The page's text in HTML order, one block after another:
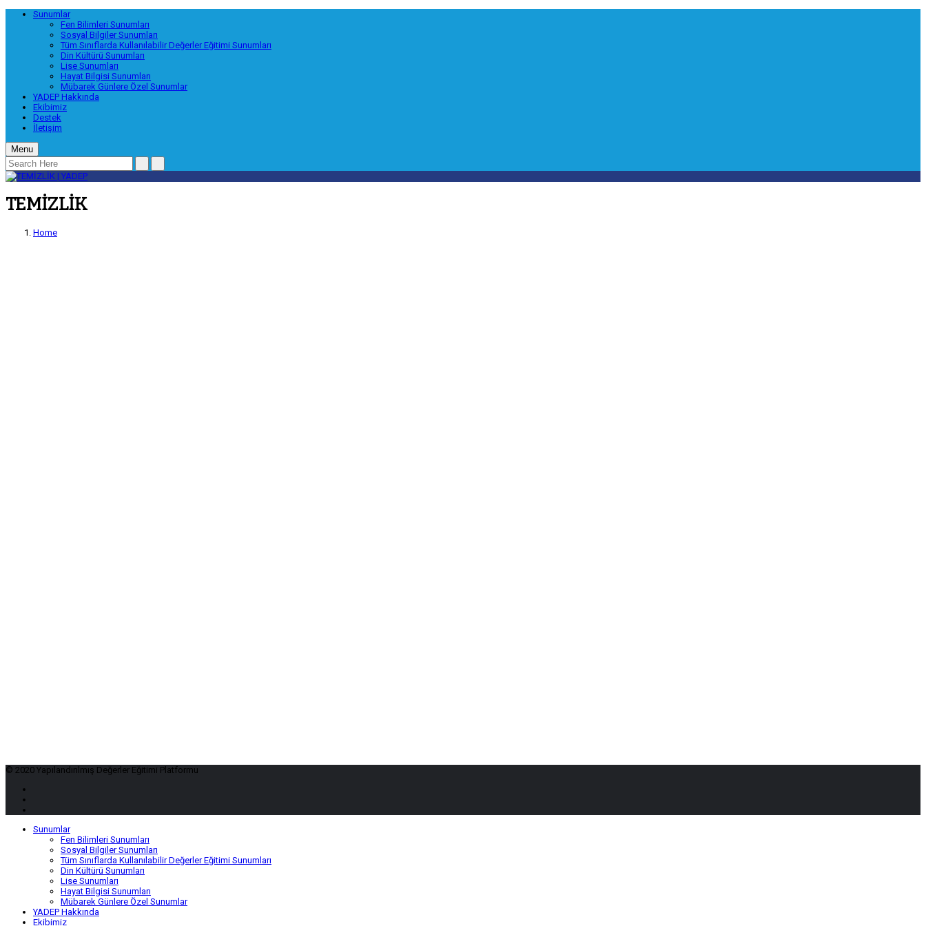
Sunumlar
Fen Bilimleri Sunumları
Sosyal Bilgiler Sunumları
Tüm Sınıflarda Kullanılabilir Değerler Eğitimi Sunumları
Din Kültürü Sunumları
Lise Sunumları
Hayat Bilgisi Sunumları
Mübarek Günlere Özel Sunumlar
YADEP Hakkında
Ekibimiz
Destek
İletişim
Menu
TEMİZLİK
Home
© 2020 Yapılandırılmış Değerler Eğitimi Platformu
Sunumlar
Fen Bilimleri Sunumları
Sosyal Bilgiler Sunumları
Tüm Sınıflarda Kullanılabilir Değerler Eğitimi Sunumları
Din Kültürü Sunumları
Lise Sunumları
Hayat Bilgisi Sunumları
Mübarek Günlere Özel Sunumlar
YADEP Hakkında
Ekibimiz